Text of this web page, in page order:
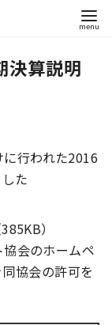
決算説明
行われた2016
た
385KB）
会のホームペ
協会の許可を